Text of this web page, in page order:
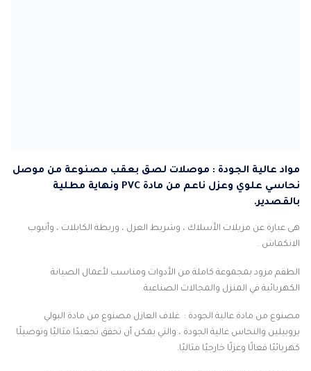
مواد عالية الجودة : موصلات لصق بعقب مصنوعة من موصل
نحاسي علوي وعزل ناعم من مادة PVC ونهاية مطلية
بالقصدير.
هى عبارة عن مزيلات الأسلاك ، وشريط العزل ، وربطة الكابلات ، وأنبوب
الانكماش .
الطقم مزود بمجموعة كاملة من الأدوات ومناسب لأعمال الصيانة
الكهربائية في المنزل والمجالات الصناعية.
مصنوع من مادة عالية الجودة : غلاف العازل مصنوع من مادة البولي
بروبيلين والنحاس عالية الجودة ، والتي يمكن أن تحقق تجعيدًا مثاليًا وتوصيلًا
كهربائيًا فعالًا وعزلًا خارجيًا مثاليًا.